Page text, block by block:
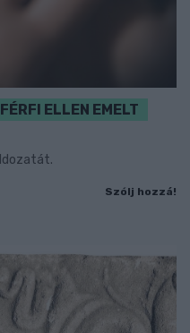
ELLEN EMELT
Szólj hozzá!